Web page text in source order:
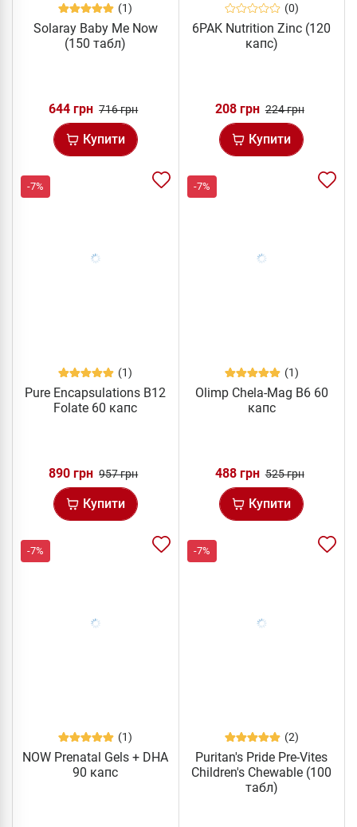
(1)
Solaray Baby Me Now
(150 табл)
644 грн 716 грн
Купити
(0)
6PAK Nutrition Zinc (120
капс)
208 грн 224 грн
Купити
-7%
(1)
Pure Encapsulations B12
Folate 60 капс
890 грн 957 грн
Купити
-7%
(1)
Olimp Chela-Mag B6 60
капс
488 грн 525 грн
Купити
-7%
(1)
NOW Prenatal Gels + DHA
90 капс
-7%
(2)
Puritan's Pride Pre-Vites
Children's Chewable (100
табл)